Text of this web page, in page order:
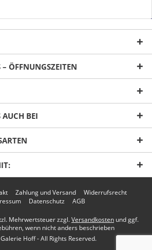
Datenschutzerklärunggelesen,
stimme zu. *
– ÖFFNUNGSZEITEN
AUCH BEI
Zahlung und Versand
Widerrufsrecht
Datenschutz AGB
Mehrwertsteuer zzgl.Versandkosten und ggf.
wenn nicht anders beschrieben
Hoff - All Rights Reserved.